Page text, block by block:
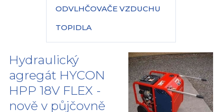
ODVLHČOVAČE VZDUCHU
TOPIDLA
Hydraulický
agregát HYCON
HPP 18V FLEX -
nově v půjčovně